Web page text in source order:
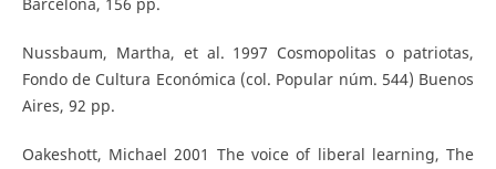
Barcelona, 156 pp.
Nussbaum, Martha, et al. 1997 Cosmopolitas o patriotas,
Fondo de Cultura Económica (col. Popular núm. 544) Buenos
Aires, 92 pp.
Oakeshott, Michael 2001 The voice of liberal learning, The